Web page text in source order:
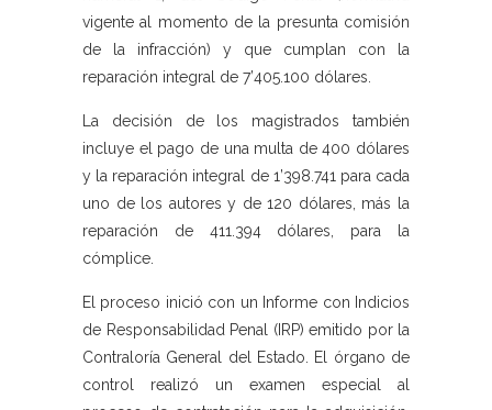
vigente al momento de la presunta comisión
de la infracción) y que cumplan con la
reparación integral de 7’405.100 dólares.
La decisión de los magistrados también
incluye el pago de una multa de 400 dólares
y la reparación integral de 1’398.741 para cada
uno de los autores y de 120 dólares, más la
reparación de 411.394 dólares, para la
cómplice.
El proceso inició con un Informe con Indicios
de Responsabilidad Penal (IRP) emitido por la
Contraloría General del Estado. El órgano de
control realizó un examen especial al